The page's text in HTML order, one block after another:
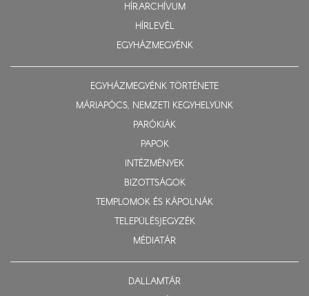
HÍRARCHÍVUM
HÍRLEVÉL
EGYHÁZMEGYÉNK
EGYHÁZMEGYÉNK TÖRTÉNETE
MÁRIAPÓCS, NEMZETI KEGYHELYÜNK
PARÓKIÁK
PAPOK
INTÉZMÉNYEK
BIZOTTSÁGOK
TEMPLOMOK ÉS KÁPOLNÁK
TELEPÜLÉSJEGYZÉK
MÉDIATÁR
DALLAMTÁR